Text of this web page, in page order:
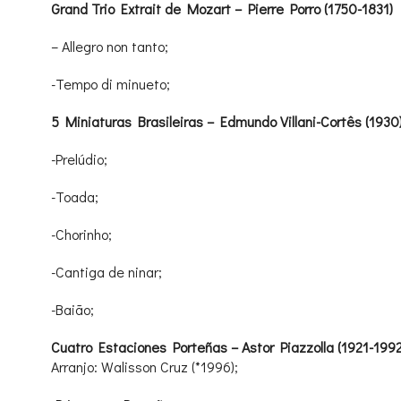
Grand Trio Extrait de Mozart – Pierre Porro (1750-1831)
– Allegro non tanto;
-Tempo di minueto;
5 Miniaturas Brasileiras – Edmundo Villani-Cortês
-Prelúdio;
-Toada;
-Chorinho;
-Cantiga de ninar;
-Baião;
Cuatro Estaciones Porteñas – Astor Piazzolla (1921-
Arranjo: Walisson Cruz (*1996);